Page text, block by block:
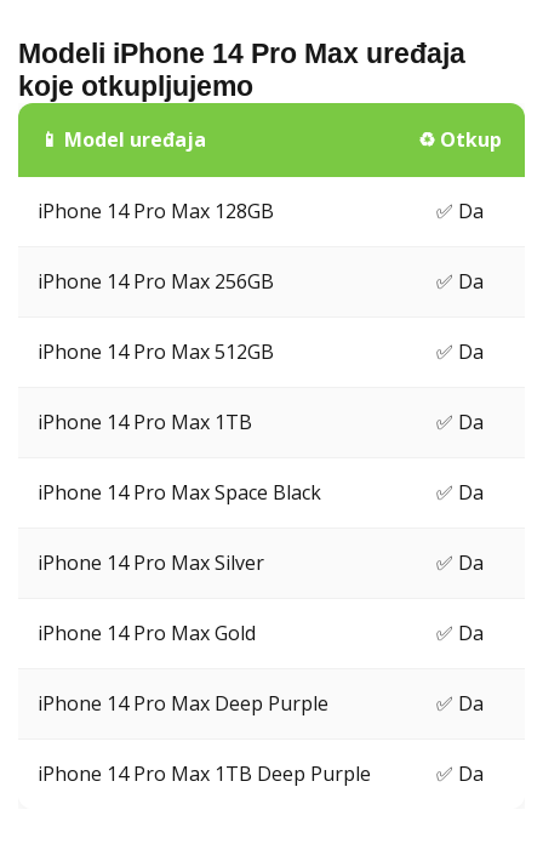
Modeli iPhone 14 Pro Max uređaja
koje otkupljujemo
📱 Model uređaja ♻️ Otkup
iPhone 14 Pro Max 128GB ✅ Da
iPhone 14 Pro Max 256GB ✅ Da
iPhone 14 Pro Max 512GB ✅ Da
iPhone 14 Pro Max 1TB ✅ Da
iPhone 14 Pro Max Space Black ✅ Da
iPhone 14 Pro Max Silver ✅ Da
iPhone 14 Pro Max Gold ✅ Da
iPhone 14 Pro Max Deep Purple ✅ Da
iPhone 14 Pro Max 1TB Deep Purple ✅ Da